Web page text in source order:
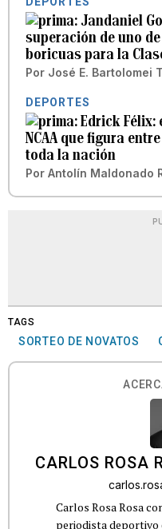
Jandaniel
superación de uno
boricuas para la
Por José E. Bartolomei
DEPORTES
Edrick Félix:
NCAA que figura
toda la nación
Por Antolín Maldonado
TAGS
SORTEO DE NOVATOS
CARLOS ROSA
Carlos Rosa Rosa
periodista deportivo